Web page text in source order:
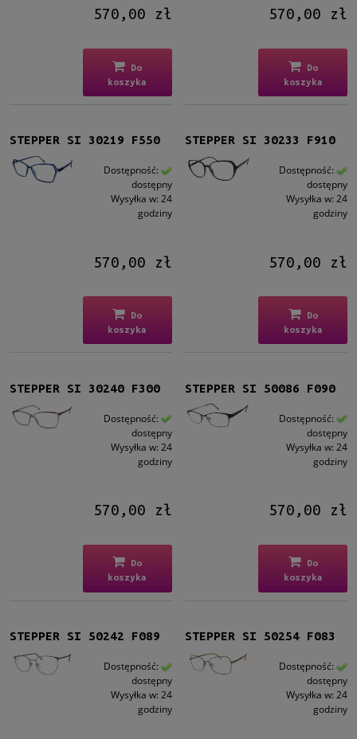
Filtruj
nie(42)
570,00 zł
Do
koszyka
570,00 zł
Do
koszyka
STEPPER SI 30219 F550
Dostępność:
dostępny
Wysyłka w: 24
godziny
570,00 zł
Do
koszyka
STEPPER SI 30233 F910
Dostępność:
dostępny
Wysyłka w: 24
godziny
570,00 zł
Do
koszyka
STEPPER SI 30240 F300
Dostępność:
dostępny
Wysyłka w: 24
godziny
570,00 zł
Do
koszyka
STEPPER SI 50086 F090
Dostępność:
dostępny
Wysyłka w: 24
godziny
570,00 zł
Do
koszyka
STEPPER SI 50242 F089
Dostępność:
dostępny
Wysyłka w: 24
godziny
STEPPER SI 50254 F083
Dostępność:
dostępny
Wysyłka w: 24
godziny